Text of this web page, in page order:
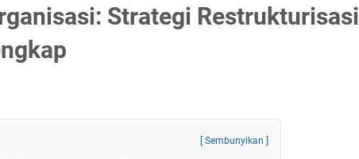
Strategi Restrukturisasi
[ Sembunyikan ]